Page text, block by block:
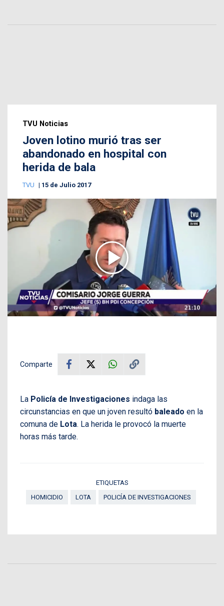
TVU Noticias
Joven lotino murió tras ser
abandonado en hospital con
herida de bala
TVU 15 de Julio 2017
Comparte
La Policía de Investigaciones indaga las
circunstancias en que un joven resultó baleado en la
comuna de Lota. La herida le provocó la muerte
horas más tarde.
ETIQUETAS
HOMICIDIO
LOTA POLICÍA DE INVESTIGACIONES